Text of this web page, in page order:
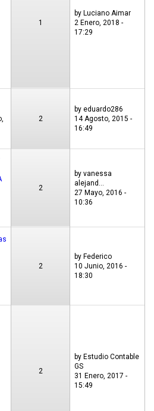
1
by Luciano Aimar
2 Enero, 2018 -
17:29
2
by eduardo286
14 Agosto, 2015 -
16:49
2
by vanessa
alejand...
27 Mayo, 2016 -
10:36
2
by Federico
10 Junio, 2016 -
18:30
2
by Estudio Contable
GS
31 Enero, 2017 -
15:49